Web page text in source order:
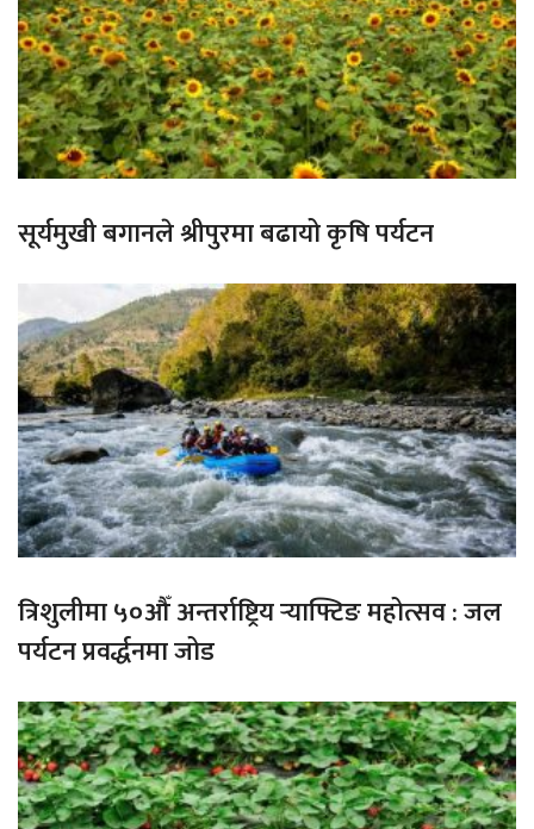
सूर्यमुखी बगानले श्रीपुरमा बढायो कृषि पर्यटन
त्रिशुलीमा ५०औँ अन्तर्राष्ट्रिय र्‍याफ्टिङ महोत्सव : जल
पर्यटन प्रवर्द्धनमा जोड